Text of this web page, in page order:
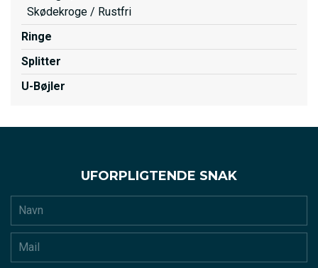
Skødekroge / Rustfri
Ringe
Splitter
U-Bøjler
UFORPLIGTENDE SNAK